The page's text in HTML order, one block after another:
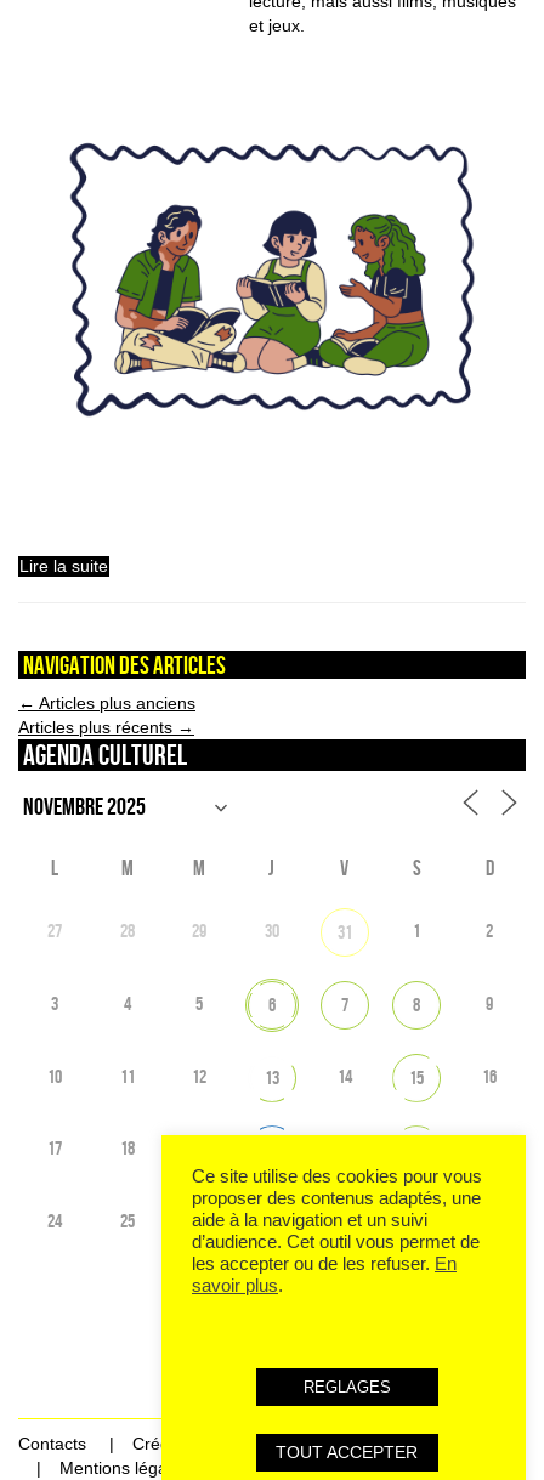
et jeux.
Lire la suite
Navigation des articles
← Articles plus anciens
Articles plus récents →
Agenda culturel
L M M J V S D
27 28 29 30 31 1 2
3 4 5 6 7 8 9
10 11 12 13 14 15 16
17 18
24 25 26 27 28 29
Contacts
Crédits
Mentions légales et données personnelles
Ce site utilise des cookies pour vous
proposer des contenus adaptés, une
aide à la navigation et un suivi
d’audience. Cet outil vous permet de
les accepter ou de les refuser. En
savoir plus.
REGLAGES
TOUT ACCEPTER